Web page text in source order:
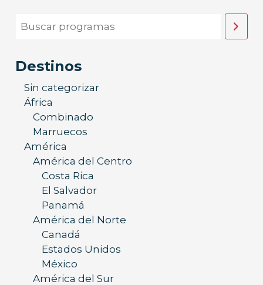
Destinos
Sin categorizar
África
Combinado
Marruecos
América
América del Centro
Costa Rica
El Salvador
Panamá
América del Norte
Canadá
Estados Unidos
México
América del Sur